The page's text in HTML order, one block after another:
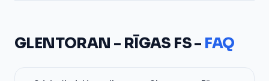
GLENTORAN - RĪGAS FS - FAQ